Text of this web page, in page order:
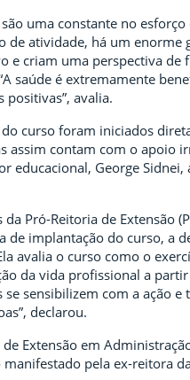
uma constante no
de atividade, há um enorme
e criam uma perspectiva de
saúde é extremamente
positivas”, avalia.
curso foram iniciados
assim contam com o apoio
educacional, George Sidnei,
Pró-Reitoria de Extensão
de implantação do curso, a
avalia o curso como o
da vida profissional a
sensibilizem com a ação e
declarou.
Extensão em
pela ex-reitora